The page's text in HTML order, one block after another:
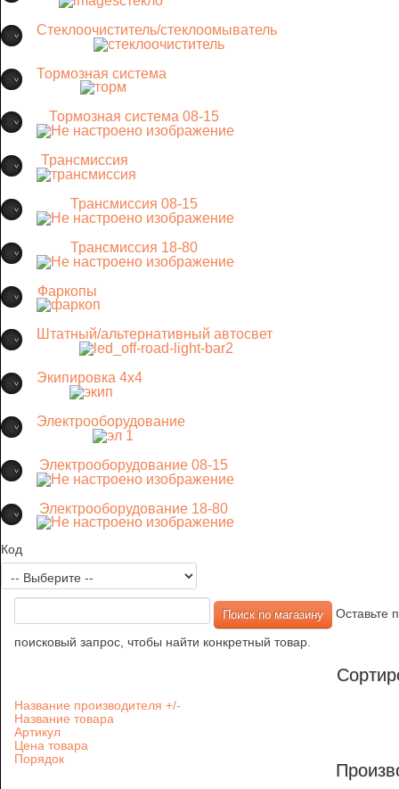
Стеклоочиститель/стеклоомыватель
Тормозная система
Тормозная система 08-15
Трансмиссия
Трансмиссия 08-15
Трансмиссия 18-80
Фаркопы
Штатный/альтернативный автосвет
Экипировка 4х4
Электрооборудование
Электрооборудование 08-15
Электрооборудование 18-80
Код
Оставьте
поисковый запрос, чтобы найти конкретный товар.
Название производителя +/-
Название товара
Артикул
Цена товара
Порядок